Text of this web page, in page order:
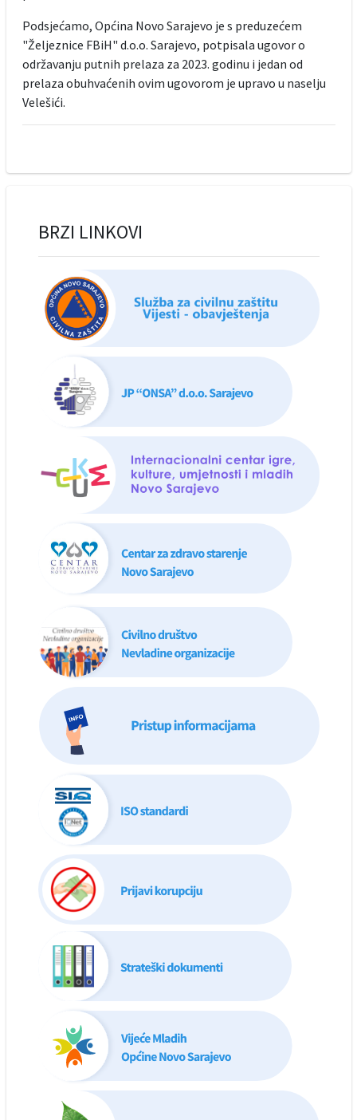
Podsjećamo, Općina Novo Sarajevo je s preduzećem
"Željeznice FBiH" d.o.o. Sarajevo, potpisala ugovor o
održavanju putnih prelaza za 2023. godinu i jedan od
prelaza obuhvaćenih ovim ugovorom je upravo u naselju
Velešići.
BRZI LINKOVI